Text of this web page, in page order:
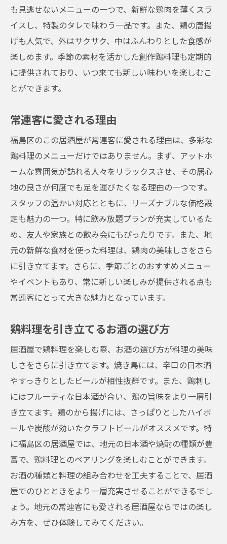
も見逃せないメニューの一つで、新鮮な鶏肉を薄くスラ
イスし、特製のタレで味わう一品です。また、鶏の唐揚
げも人気で、外はサクサク、中はふんわりとした食感が
楽しめます。季節の素材を活かした創作鶏料理も定期的
に提供されており、いつ来ても新しい味わいを楽しむこ
とができます。
常連客に愛される理由
福島区のこの居酒屋が常連客に愛される理由は、多彩な
鶏料理のメニューだけではありません。まず、アットホ
ームな雰囲気が訪れる人々をリラックスさせ、その居心
地の良さが何度でも足を運びたくなる理由の一つです。
スタッフの温かい対応とともに、リーズナブルな価格設
定も魅力の一つ。特に飲み放題プランが充実しているた
め、友人や家族との飲み会にもぴったりです。また、地
元の新鮮な食材を使った料理は、鶏肉の美味しさをさら
に引き立てます。さらに、季節ごとのおすすめメニュー
やイベントもあり、常に新しい楽しみが提供される点も
常連客にとって大きな魅力となっています。
鶏料理を引き立てるお酒の選び方
居酒屋で鶏料理を楽しむ際、お酒の選び方が料理の美味
しさをさらに引き立てます。焼き鳥には、辛口の日本酒
やすっきりとしたビールが相性抜群です。また、鶏刺し
にはフルーティな日本酒が合い、鶏の旨味をより一層引
き立てます。鶏のから揚げには、さっぱりとしたハイボ
ールや炭酸が効いたクラフトビールがオススメです。特
に福島区の居酒屋では、地元の日本酒や焼酎の種類が豊
富で、鶏料理とのペアリングを楽しむことができます。
お酒の種類と料理の組み合わせを工夫することで、居酒
屋でのひとときをより一層充実させることができるでし
ょう。地元の常連客にも愛される居酒屋ならではの楽し
み方を、ぜひ体験してみてください。